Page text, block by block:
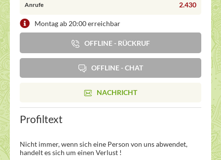
Anrufe 2.430
Montag ab 20:00 erreichbar
OFFLINE - RÜCKRUF
OFFLINE - CHAT
NACHRICHT
Profiltext
Nicht immer, wenn sich eine Person von uns abwendet,
handelt es sich um einen Verlust !